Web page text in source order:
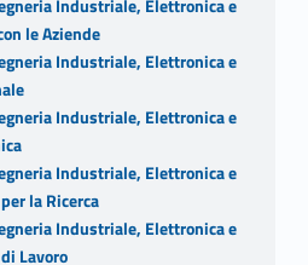
Industriale, Elettronica e
le Aziende
Industriale, Elettronica e
Industriale, Elettronica e
Industriale, Elettronica e
la Ricerca
Industriale, Elettronica e
Lavoro